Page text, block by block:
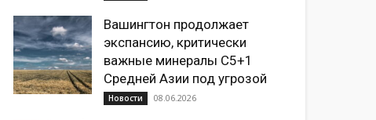
Вашингтон продолжает
экспансию, критически
важные минералы C5+1
Средней Азии под угрозой
Новости 08.06.2026